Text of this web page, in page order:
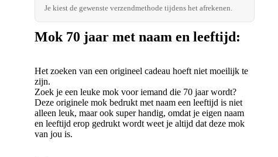
Je kiest de gewenste verzendmethode tijdens het afrekenen.
Mok 70 jaar met naam en leeftijd:
Het zoeken van een origineel cadeau hoeft niet moeilijk te
zijn.
Zoek je een leuke mok voor iemand die 70 jaar wordt?
Deze originele mok bedrukt met naam een leeftijd is niet
alleen leuk, maar ook super handig, omdat je eigen naam
en leeftijd erop gedrukt wordt weet je altijd dat deze mok
van jou is.